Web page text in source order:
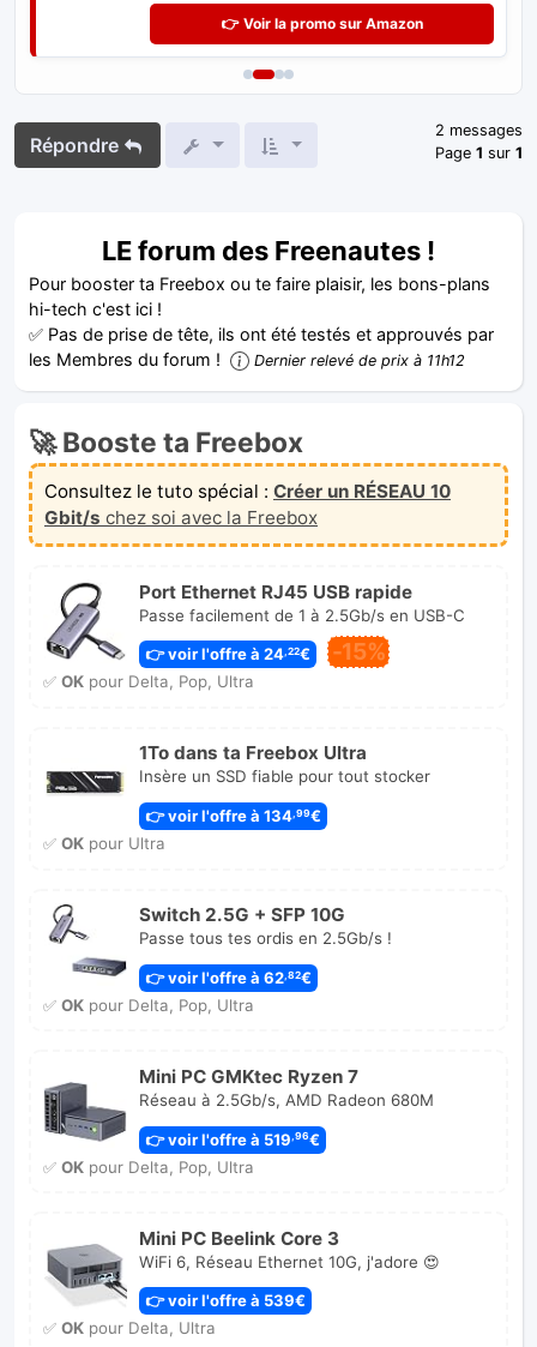
👉 Voir la promo sur Amazon
Répondre
2 messages
Page 1 sur 1
LE forum des Freenautes !
Pour booster ta Freebox ou te faire plaisir, les bons-plans
hi-tech c'est ici !
✅ Pas de prise de tête, ils ont été testés et approuvés par
les Membres du forum !
Dernier relevé de prix à 11h12
🚀 Booste ta Freebox
Consultez le tuto spécial : Créer un RÉSEAU 10
Gbit/s chez soi avec la Freebox
Port Ethernet RJ45 USB rapide
Passe facilement de 1 à 2.5Gb/s en USB-C
👉 voir l'offre à 24,22€ -15%
✅ OKpour Delta, Pop, Ultra
1To dans ta Freebox Ultra
Insère un SSD fiable pour tout stocker
👉 voir l'offre à 134,99€
✅ OKpour Ultra
Switch 2.5G + SFP 10G
Passe tous tes ordis en 2.5Gb/s !
👉 voir l'offre à 62,82€
✅ OKpour Delta, Pop, Ultra
Mini PC GMKtec Ryzen 7
Réseau à 2.5Gb/s, AMD Radeon 680M
👉 voir l'offre à 519,96€
✅ OKpour Delta, Pop, Ultra
Mini PC Beelink Core 3
WiFi 6, Réseau Ethernet 10G, j'adore 😍
👉 voir l'offre à 539€
✅ OKpour Delta, Ultra